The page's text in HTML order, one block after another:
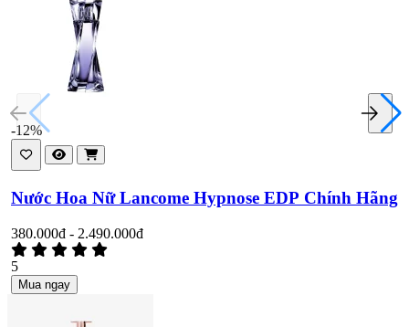
-12%
Nước Hoa Nữ Lancome Hypnose EDP Chính Hãng
380.000đ - 2.490.000đ
5
Mua ngay